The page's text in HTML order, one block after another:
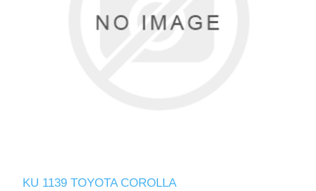
KU 1139 TOYOTA COROLLA